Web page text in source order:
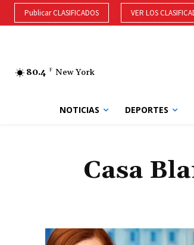
Publicar CLASIFICADOS VER LOS
80.4 F New York
NOTICIAS DEPORTES
Casa